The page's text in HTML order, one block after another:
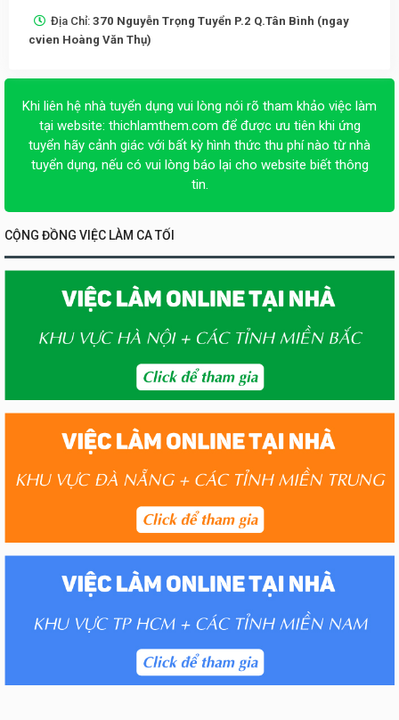
Địa Chỉ: 370 Nguyễn Trọng Tuyển P.2 Q.Tân Bình (ngay
cvien Hoàng Văn Thụ)
Khi liên hệ nhà tuyển dụng vui lòng nói rõ tham khảo việc làm
tại website: thichlamthem.com để được ưu tiên khi ứng
tuyển hãy cảnh giác với bất kỳ hình thức thu phí nào từ nhà
tuyển dụng, nếu có vui lòng báo lại cho website biết thông
tin.
CỘNG ĐỒNG VIỆC LÀM CA TỐI